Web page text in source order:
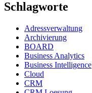
Schlagworte
Adressverwaltung
Archivierung
BOARD
Business Analytics
Business Intelligence
Cloud
CRM